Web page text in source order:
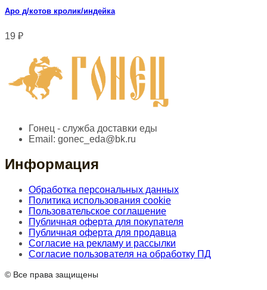
Аро д/котов кролик/индейка
19 ₽
Гонец - служба доставки еды
Email: gonec_eda@bk.ru
Информация
Обработка персональных данных
Политика использования cookie
Пользовательское соглашение
Публичная оферта для покупателя
Публичная оферта для продавца
Согласие на рекламу и рассылки
Согласие пользователя на обработку ПД
© Все права защищены